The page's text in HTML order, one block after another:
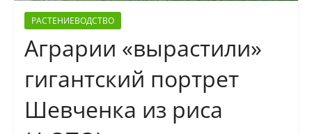
РАСТЕНИЕВОДСТВО
Аграрии «вырастили»
гигантский портрет
Шевченка из риса